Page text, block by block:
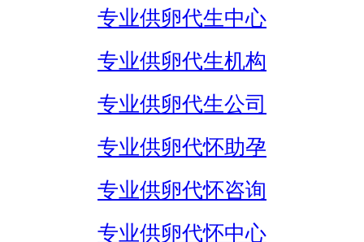
专业供卵代生中心
专业供卵代生机构
专业供卵代生公司
专业供卵代怀助孕
专业供卵代怀咨询
专业供卵代怀中心